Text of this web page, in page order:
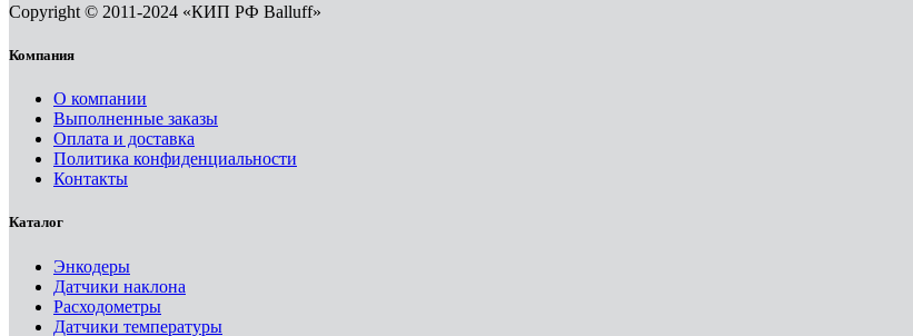
Copyright © 2011-2024 «КИП РФ Balluff»
Компания
О компании
Выполненные заказы
Оплата и доставка
Политика конфиденциальности
Контакты
Каталог
Энкодеры
Датчики наклона
Расходометры
Датчики температуры